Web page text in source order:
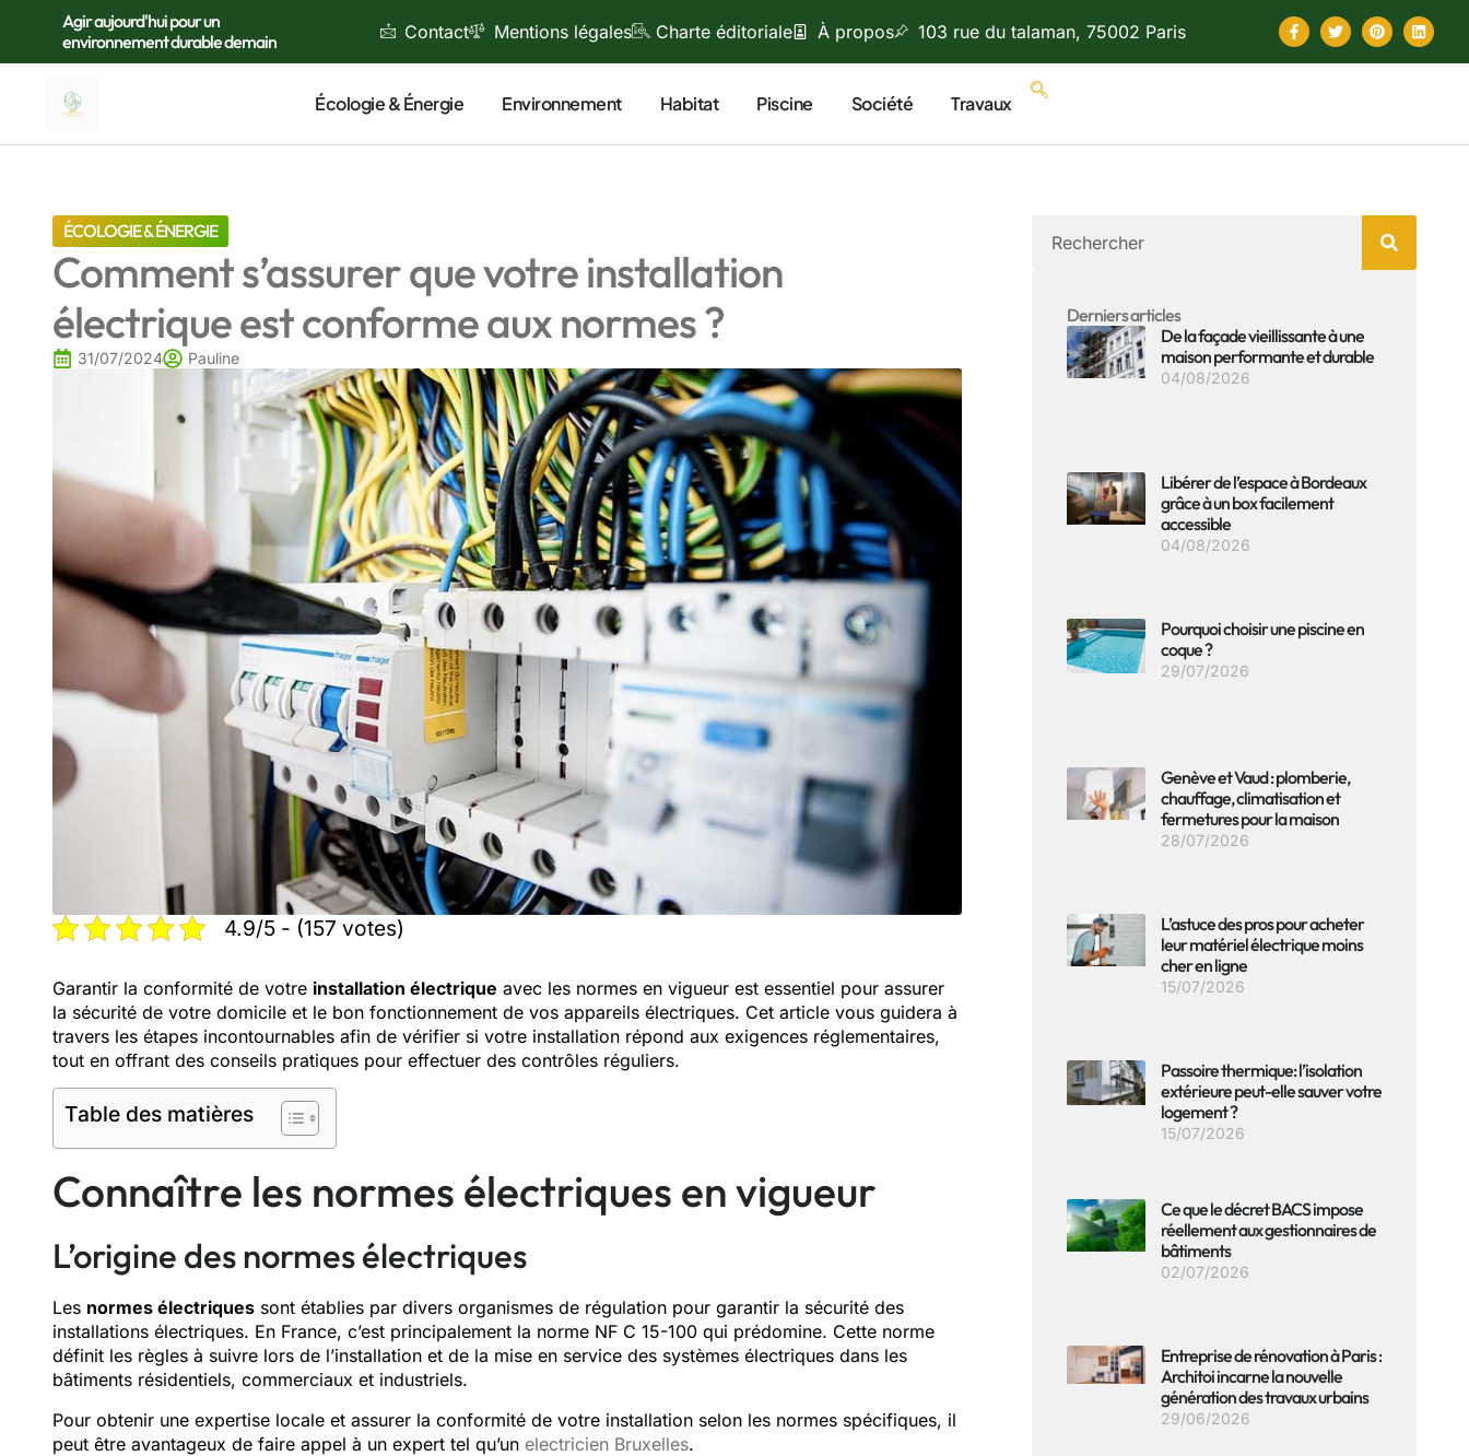
Agir aujourd'hui pour un
environnement durable demain
Contact Mentions légales Charte éditoriale À propos 103 rue du talaman, 75002 Paris
Écologie & Énergie Environnement Habitat Piscine Société Travaux
ÉCOLOGIE & ÉNERGIE
Comment s’assurer que votre installation
électrique est conforme aux normes ?
31/07/2024 Pauline
4.9/5 - (157 votes)
Garantir la conformité de votre installation électrique avec les normes en vigueur est essentiel pour assurer
la sécurité de votre domicile et le bon fonctionnement de vos appareils électriques. Cet article vous guidera à
travers les étapes incontournables afin de vérifier si votre installation répond aux exigences réglementaires,
tout en offrant des conseils pratiques pour effectuer des contrôles réguliers.
Table des matières
Connaître les normes électriques en vigueur
L’origine des normes électriques
Les normes électriques sont établies par divers organismes de régulation pour garantir la sécurité des
installations électriques. En France, c’est principalement la norme NF C 15-100 qui prédomine. Cette norme
définit les règles à suivre lors de l’installation et de la mise en service des systèmes électriques dans les
bâtiments résidentiels, commerciaux et industriels.
Pour obtenir une expertise locale et assurer la conformité de votre installation selon les normes spécifiques, il
peut être avantageux de faire appel à un expert tel qu’un electricien Bruxelles.
Derniers articles
De la façade vieillissante à une
maison performante et durable
04/08/2026
Libérer de l’espace à Bordeaux
grâce à un box facilement
accessible
04/08/2026
Pourquoi choisir une piscine en
coque ?
29/07/2026
Genève et Vaud : plomberie,
chauffage, climatisation et
fermetures pour la maison
28/07/2026
L’astuce des pros pour acheter
leur matériel électrique moins
cher en ligne
15/07/2026
Passoire thermique: l’isolation
extérieure peut-elle sauver votre
logement ?
15/07/2026
Ce que le décret BACS impose
réellement aux gestionnaires de
bâtiments
02/07/2026
Entreprise de rénovation à Paris :
Architoi incarne la nouvelle
génération des travaux urbains
29/06/2026